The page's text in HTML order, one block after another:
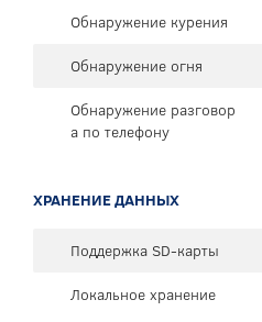
Обнаружение курения
Обнаружение огня
Обнаружение разговор
а по телефону
ХРАНЕНИЕ ДАННЫХ
Поддержка SD-карты
Локальное хранение